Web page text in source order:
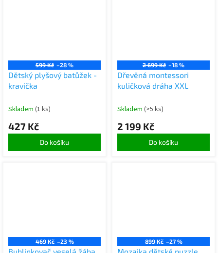
599 Kč –28 %
Dětský plyšový batůžek -
kravička
Skladem (1 ks)
427 Kč
Do košíku
2 699 Kč –18 %
Dřevěná montessori
kuličková dráha XXL
Skladem (>5 ks)
2 199 Kč
Do košíku
469 Kč –23 % 899 Kč –27 %